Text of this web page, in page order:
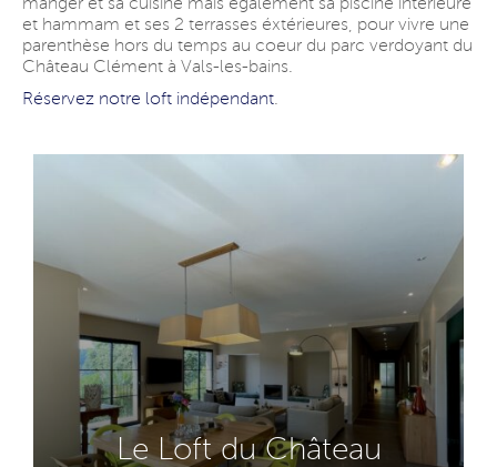
et hammam et ses 2 terrasses éxtérieures, pour vivre une
parenthèse hors du temps au coeur du parc verdoyant du
Château Clément à Vals-les-bains.
Réservez notre loft indépendant.
Le Loft du Château